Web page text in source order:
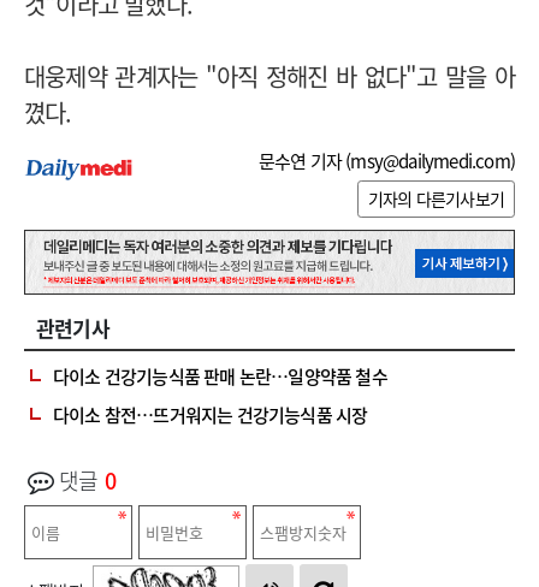
대웅제약 관계자는 "아직 정해진 바 없다"고 말을 아
꼈다.
문수연 기자 (msy@dailymedi.com)
기자의 다른기사보기
관련기사
다이소 건강기능식품 판매 논란…일양약품 철수
다이소 참전…뜨거워지는 건강기능식품 시장
댓글 0